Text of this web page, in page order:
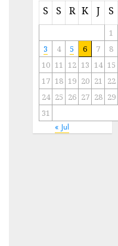
S S R K J S
1
3
4 5 6 7
8
10 11 12 13 14 15
17 18 19 20 21 22
24 25 26 27 28 29
31
« Jul